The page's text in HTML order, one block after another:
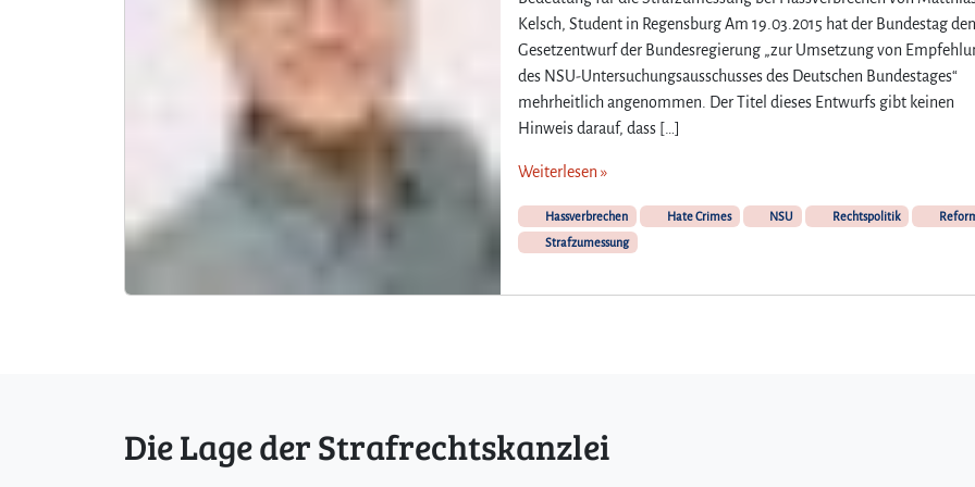
2
)
u
t
e
r
W
–
Kelsch, Student in Regensburg Am 19.03.2015 hat der Bundestag den
Gesetzentwurf der Bundesregierung „zur Umsetzung von
des NSU-Untersuchungsausschusses des Deutschen Bundestages“
mehrheitlich angenommen. Der Titel dieses Entwurfs gibt keinen
Hinweis darauf, dass […]
Weiterlesen »
Hassverbrechen Hate Crimes NSU Rechtspolitik
Strafzumessung
Die Lage der Strafrechtskanzlei